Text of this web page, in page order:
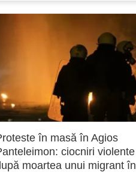
în masă în Agios
ciocniri violente
moartea unui migrant în